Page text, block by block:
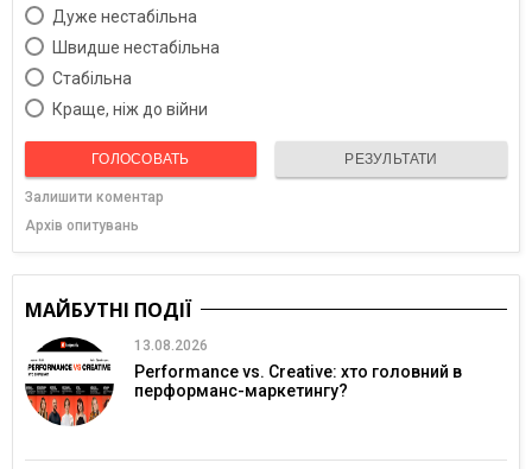
Дуже нестабільна
Швидше нестабільна
Cтабільна
Краще, ніж до війни
ГОЛОСОВАТЬ РЕЗУЛЬТАТИ
Залишити коментар
Архів опитувань
МАЙБУТНІ ПОДІЇ
13.08.2026
Performance vs. Creative: хто головний в
перформанс-маркетингу?